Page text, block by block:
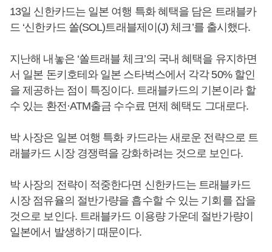
13일 신한카드는 일본 여행 특화 혜택을 담은 트래블카
드 ‘신한카드 쏠(SOL)트래블제이(J) 체크’를 출시했다.
지난해 내놓은 ‘쏠트래블 체크’의 국내 혜택을 유지하면
서 일본 돈키호테와 일본 스타벅스에서 각각 50% 할인
을 제공하는 점이 특징이다. 트래블카드의 기본이라 할
수 있는 환전·ATM출금 수수료 면제 혜택도 그대로다.
박 사장은 일본 여행 특화 카드라는 새로운 전략으로 트
래블카드 시장 경쟁력을 강화하려는 것으로 보인다.
박 사장의 전략이 적중한다면 신한카드는 트래블카드
시장 점유율의 절반가량을 흡수할 수 있는 기회를 잡을
것으로 보인다. 트래블카드 이용량 가운데 절반가량이
일본에서 발생하기 때문이다.